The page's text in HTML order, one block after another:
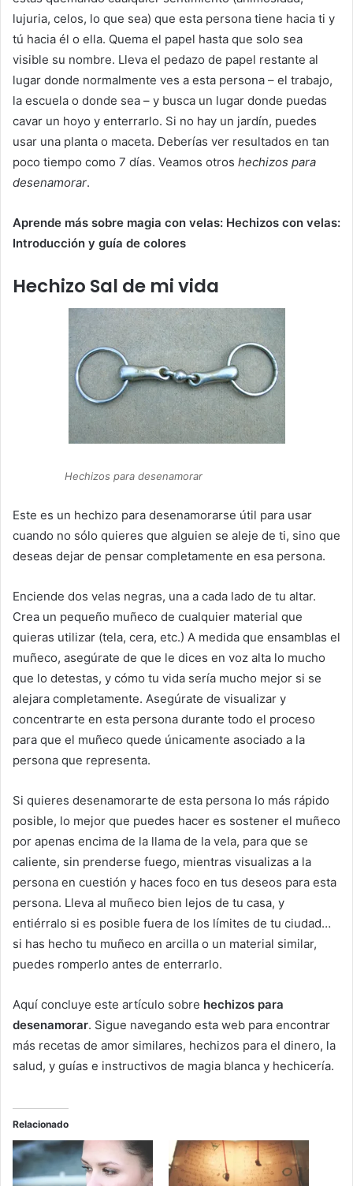
lujuria, celos, lo que sea) que esta persona tiene hacia ti y
tú hacia él o ella. Quema el papel hasta que solo sea
visible su nombre. Lleva el pedazo de papel restante al
lugar donde normalmente ves a esta persona – el trabajo,
la escuela o donde sea – y busca un lugar donde puedas
cavar un hoyo y enterrarlo. Si no hay un jardín, puedes
usar una planta o maceta. Deberías ver resultados en tan
poco tiempo como 7 días. Veamos otros hechizos para
desenamorar.
Aprende más sobre magia con velas: Hechizos con velas:
Introducción y guía de colores
Hechizo Sal de mi vida
Hechizos para desenamorar
Este es un hechizo para desenamorarse útil para usar
cuando no sólo quieres que alguien se aleje de ti, sino que
deseas dejar de pensar completamente en esa persona.
Enciende dos velas negras, una a cada lado de tu altar.
Crea un pequeño muñeco de cualquier material que
quieras utilizar (tela, cera, etc.) A medida que ensamblas el
muñeco, asegúrate de que le dices en voz alta lo mucho
que lo detestas, y cómo tu vida sería mucho mejor si se
alejara completamente. Asegúrate de visualizar y
concentrarte en esta persona durante todo el proceso
para que el muñeco quede únicamente asociado a la
persona que representa.
Si quieres desenamorarte de esta persona lo más rápido
posible, lo mejor que puedes hacer es sostener el muñeco
por apenas encima de la llama de la vela, para que se
caliente, sin prenderse fuego, mientras visualizas a la
persona en cuestión y haces foco en tus deseos para esta
persona. Lleva al muñeco bien lejos de tu casa, y
entiérralo si es posible fuera de los límites de tu ciudad…
si has hecho tu muñeco en arcilla o un material similar,
puedes romperlo antes de enterrarlo.
Aquí concluye este artículo sobre hechizos para
desenamorar. Sigue navegando esta web para encontrar
más recetas de amor similares, hechizos para el dinero, la
salud, y guías e instructivos de magia blanca y hechicería.
Relacionado